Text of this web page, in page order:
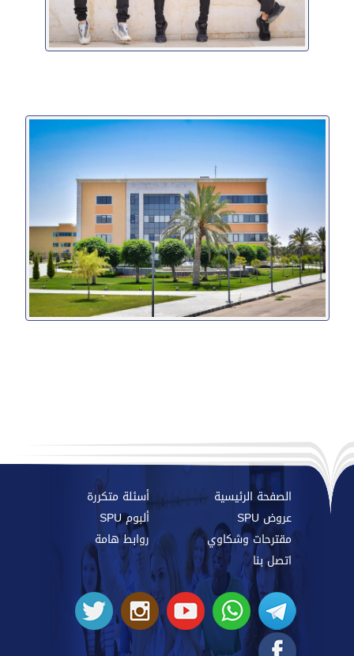
الصفحة الرئيسية
أسئلة متكررة
عروض SPU
ألبوم SPU
مقترحات وشكاوي
روابط هامة
اتصل بنا